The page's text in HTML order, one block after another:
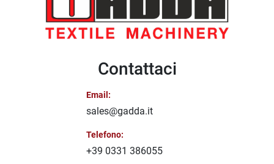
Contattaci
Email:
sales@gadda.it
Telefono:
+39 0331 386055